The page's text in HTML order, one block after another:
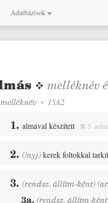
Adatbázisok
❖melléknév
melléknév ◦ 15A2
1.almával készített 5 adat
2.(/nyj) kerek foltokkal
3.(rendsz. állítm-ként)(
3a.(rendsz. állítm-